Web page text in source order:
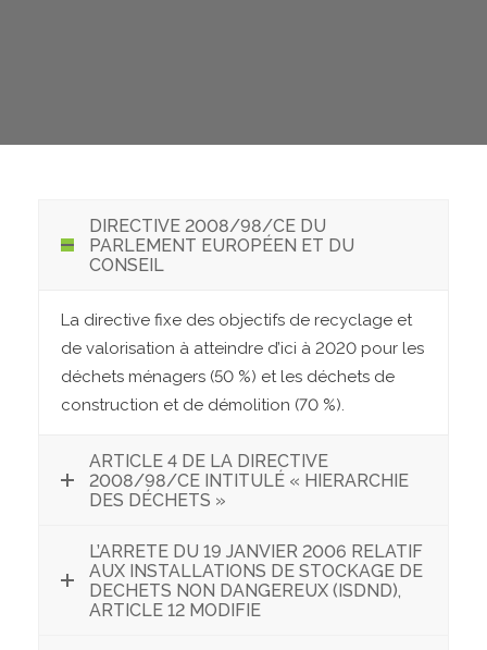
DIRECTIVE 2008/98/CE DU
PARLEMENT EUROPÉEN ET DU
CONSEIL
La directive fixe des objectifs de recyclage et
de valorisation à atteindre d’ici à 2020 pour les
déchets ménagers (50 %) et les déchets de
construction et de démolition (70 %).
ARTICLE 4 DE LA DIRECTIVE
2008/98/CE INTITULÉ « HIERARCHIE
DES DÉCHETS »
L’ARRETE DU 19 JANVIER 2006 RELATIF
AUX INSTALLATIONS DE STOCKAGE DE
DECHETS NON DANGEREUX (ISDND),
ARTICLE 12 MODIFIE